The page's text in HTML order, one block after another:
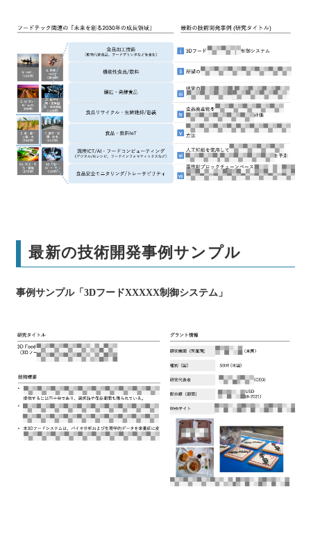
最新の技術開発事例サンプル
事例サンプル「3DフードXXXXX制御システム」